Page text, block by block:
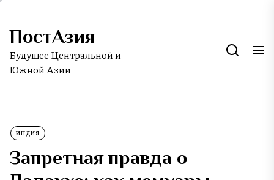
Skip
the
content
ПостАзия
Будущее Центральной и
Южной Азии
ИНДИЯ
Запретная правда о